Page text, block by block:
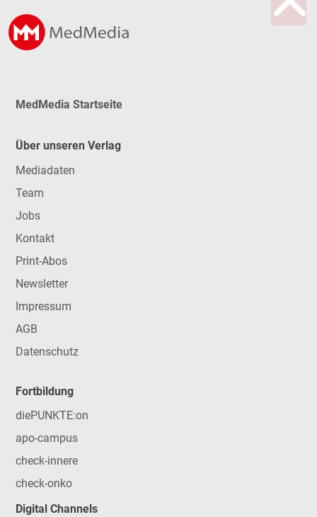
MedMedia Startseite
Über unseren Verlag
Mediadaten
Team
Jobs
Kontakt
Print-Abos
Newsletter
Impressum
AGB
Datenschutz
Fortbildung
diePUNKTE:on
apo-campus
check-innere
check-onko
Digital Channels